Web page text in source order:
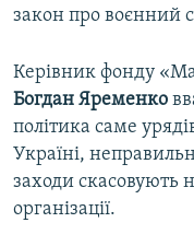
закон про воєнний
Керівник фонду
Богдан Яременко
політика саме
Україні,
заходи скасовують
організації.